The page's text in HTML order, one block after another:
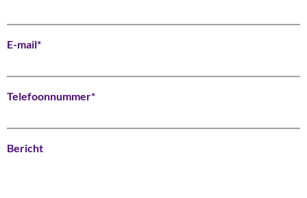
E-mail*
Telefoonnummer*
Bericht